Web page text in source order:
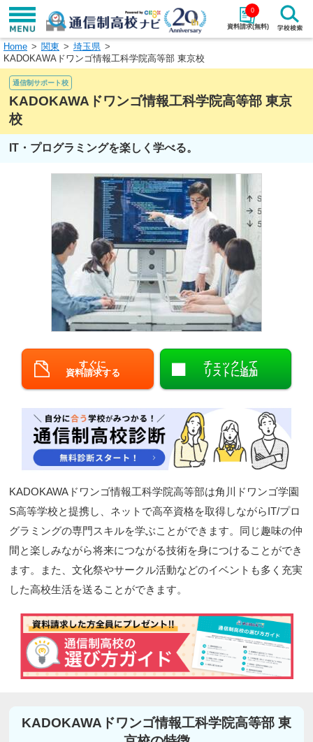
資料請求(無料)
0
学校名で探す
エリアを選択して探す
北海道・東北
北陸・甲信越
中国
九州・沖縄
閉じる
Home 関東
埼玉県
KADOKAWAドワンゴ情報工科学院高等部 東京校
通信制サポート校
KADOKAWAドワンゴ情報工科学院高等部 東京
校
IT・プログラミングを楽しく学べる。
すぐに
資料請求する
チェックして
リストに追加
KADOKAWAドワンゴ情報工科学院高等部は角川ドワンゴ学園
S高等学校と提携し、ネットで高卒資格を取得しながらIT/プロ
グラミングの専門スキルを学ぶことができます。同じ趣味の仲
間と楽しみながら将来につながる技術を身につけることができ
ます。また、文化祭やサークル活動などのイベントも多く充実
した高校生活を送ることができます。
KADOKAWAドワンゴ情報工科学院高等部 東